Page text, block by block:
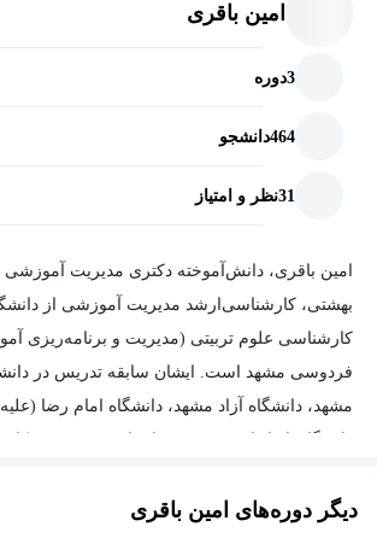
امین باقری
3دوره
464دانشجو
31نظر و امتیاز
امین باقری، دانش‌آموخته دکتری مدیریت آموزشی
بهشتی، کارشناسی‌ارشد مدیریت آموزشی از
کارشناسی علوم تربیتی (مدیریت و برنامه‌ریزی
فردوسی مشهد است. ایشان سابقه تدریس در
مشهد، دانشگاه آزاد مشهد، دانشگاه امام رضا
فعالیت‌های چشمگیری داشته‌اند.
دیگر دوره‌های امین باقری